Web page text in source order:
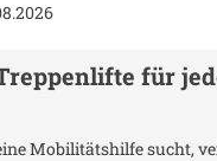
für
Mobilitätshilfe sucht,